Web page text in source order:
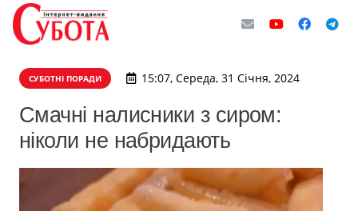
СУБОТНІ ПОРАДИ 15:07, Середа, 31 Січня, 2024
Смачні налисники з сиром:
ніколи не набридають